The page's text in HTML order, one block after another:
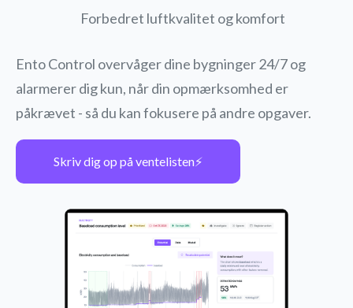
Forbedret luftkvalitet og komfort
Ento Control overvåger dine bygninger 24/7 og
alarmerer dig kun, når din opmærksomhed er
påkrævet - så du kan fokusere på andre opgaver.
Skriv dig op på ventelisten⚡️